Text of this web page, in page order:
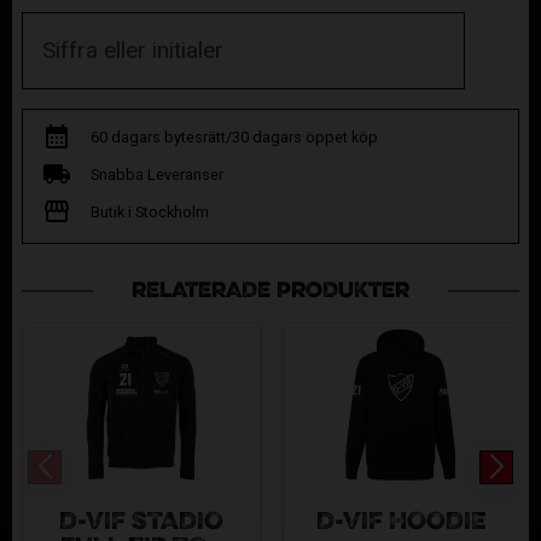
60 dagars bytesrätt/30 dagars öppet köp
Snabba Leveranser
Butik i Stockholm
RELATERADE PRODUKTER
D-VIF STADIO
D-VIF HOODIE